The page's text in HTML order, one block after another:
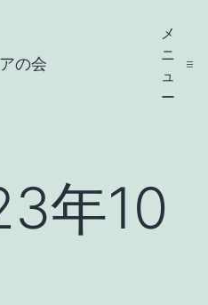
の会
メ
ニ
ュ
ー
年10